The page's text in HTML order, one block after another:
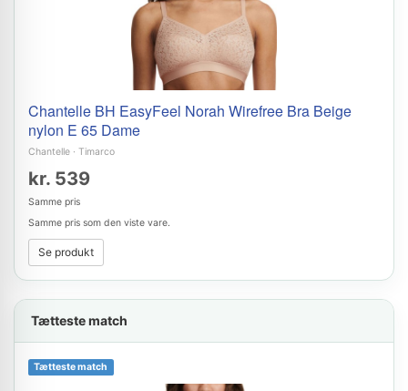
Chantelle BH EasyFeel Norah Wirefree Bra Beige
nylon E 65 Dame
Chantelle · Timarco
kr. 539
Samme pris
Samme pris som den viste vare.
Se produkt
Tætteste match
Tætteste match